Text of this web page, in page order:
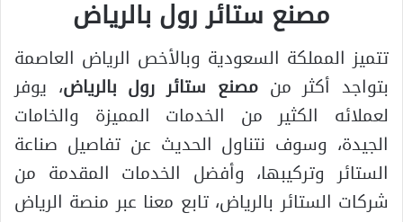
مصنع ستائر رول بالرياض
تتميز المملكة السعودية وبالأخص الرياض العاصمة
بتواجد أكثر منمصنع ستائر رول بالرياض، يوفر
لعملائه الكثير من الخدمات المميزة والخامات
الجيدة، وسوف نتناول الحديث عن تفاصيل صناعة
الستائر وتركيبها، وأفضل الخدمات المقدمة من
شركات الستائر بالرياض، تابع معنا عبر منصة الرياض